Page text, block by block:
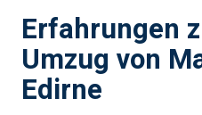
Erfahrungen
Umzug von
Edirne